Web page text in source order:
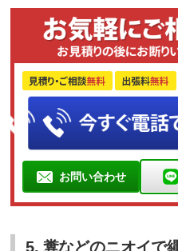
お問い合わせ
5. 糞などのニオイで